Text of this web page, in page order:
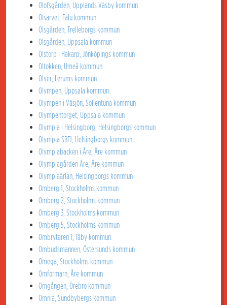
Olofsgården, Upplands Väsby kommun
Olsarvet, Falu kommun
Olsgården, Trelleborgs kommun
Olsgården, Uppsala kommun
Olstorp i Hakarp, Jönköpings kommun
Oltokken, Umeå kommun
Olver, Lerums kommun
Olympen, Uppsala kommun
Olympen i Väsjön, Sollentuna kommun
Olympentorget, Uppsala kommun
Olympia i Helsingborg, Helsingborgs kommun
Olympia SBF1, Helsingborgs kommun
Olympiabacken i Åre, Åre kommun
Olympiagården Åre, Åre kommun
Olympiaärlan, Helsingborgs kommun
Omberg 1, Stockholms kommun
Omberg 2, Stockholms kommun
Omberg 3, Stockholms kommun
Omberg 5, Stockholms kommun
Ombrytaren 1, Täby kommun
Ombudsmannen, Östersunds kommun
Omega, Stockholms kommun
Omformarn, Åre kommun
Omgången, Örebro kommun
Omnia, Sundbybergs kommun